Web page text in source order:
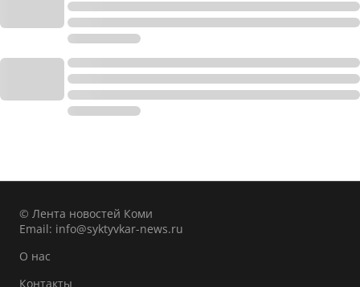
© Лента новостей Коми
Email: info@syktyvkar-news.ru
О нас
Контакты